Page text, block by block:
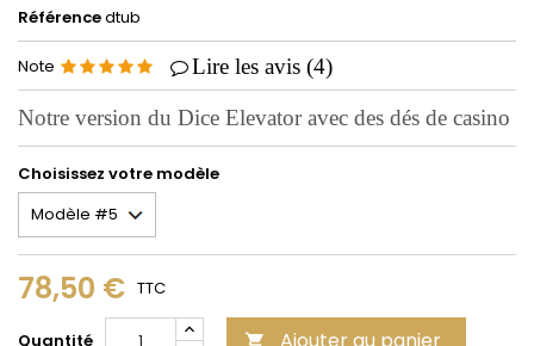
Référencedtub
Note Lire les avis (4)
Notre version du Dice Elevator avec des dés de casino
Choisissez votre modèle
78,50 € TTC
Quantité 